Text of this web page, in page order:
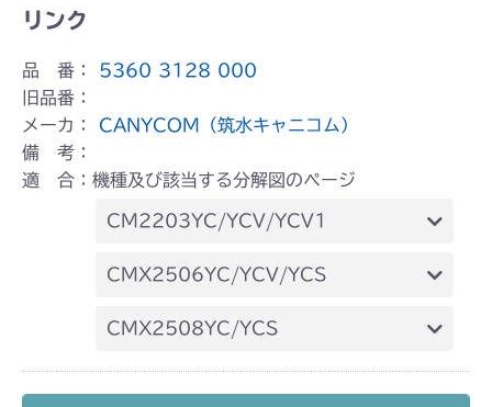
リンク
品 番：
5360 3128 000
旧品番：
メーカ： CANYCOM（筑水キャニコム）
備 考：
適 合：機種及び該当する分解図のページ
CM2203YC/YCV/YCV1
本体 FIG18 走行操作レバー(左ブレーキ
CMX2506YC/YCV/YCS
本体 FIG23 走行操作(NO.1721155
CMX2508YC/YCS